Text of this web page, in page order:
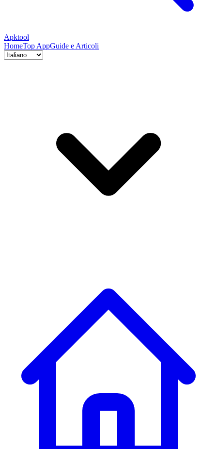
Apktool
HomeTop AppGuide e Articoli